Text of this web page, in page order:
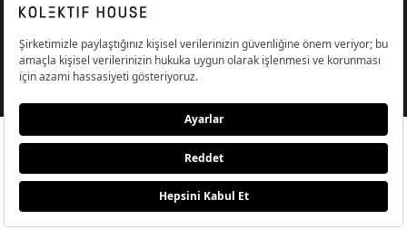
Çerez Tercihlerini Yönetin